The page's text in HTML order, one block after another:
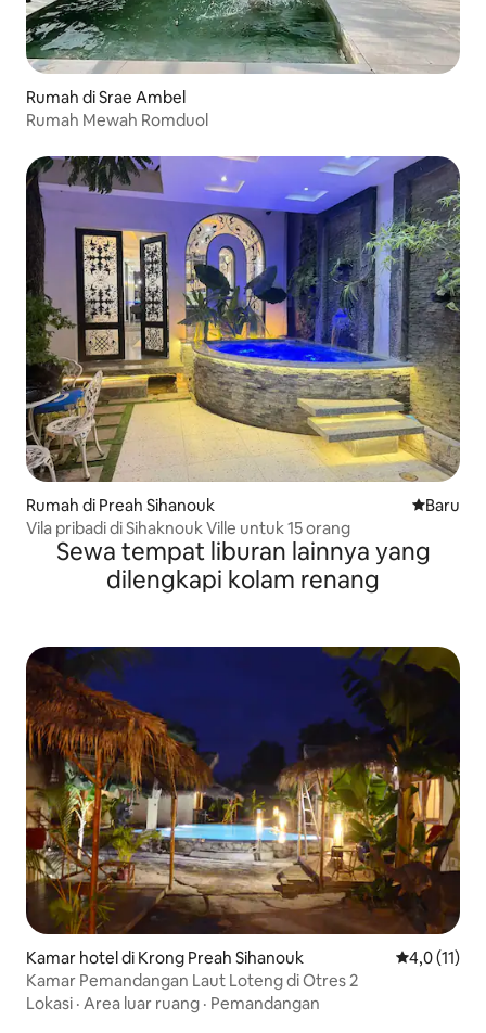
Rumah di Srae Ambel
Rumah Mewah Romduol
Rumah di Preah Sihanouk Tempat
Baru
Vila pribadi di Sihaknouk Ville untuk 15 orang
Sewa tempat liburan lainnya yang
dilengkapi kolam renang
Kamar hotel di Krong Preah Sihanouk Nilai rata-
4,0 (11)
Kamar Pemandangan Laut Loteng di Otres 2
Lokasi · Area luar ruang · Pemandangan